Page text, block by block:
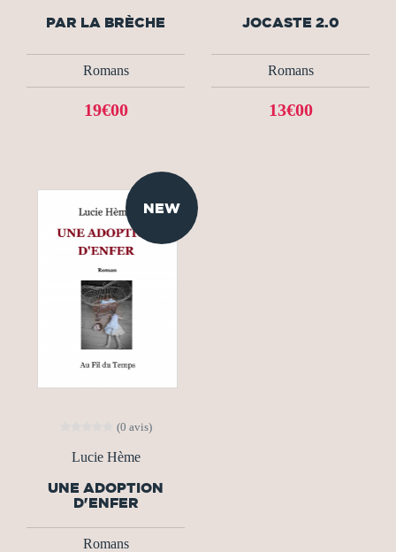
PAR LA BRÈCHE
Romans
19€00
JOCASTE 2.0
Romans
13€00
NEW
(0 avis)
Lucie Hème
UNE ADOPTION
D'ENFER
Romans